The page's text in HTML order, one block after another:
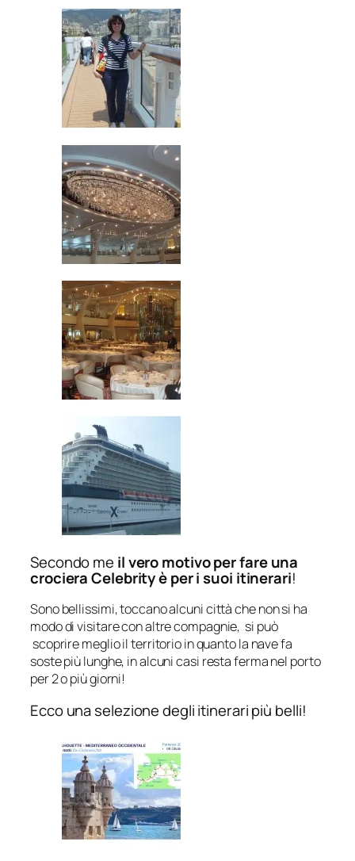
Secondo me il vero motivo per fare una
crociera Celebrity è per i suoi itinerari!
Sono bellissimi, toccano alcuni città che non si ha
modo di visitare con altre compagnie, si può
scoprire meglio il territorio in quanto la nave fa
soste più lunghe, in alcuni casi resta ferma nel porto
per 2 o più giorni!
Ecco una selezione degli itinerari più belli!